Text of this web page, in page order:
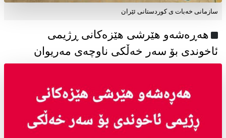
سازمانی خەبات ی كوردستانی ئێران
هەڕەشەو هێرشی هێزەکانی ڕژیمی
ئاخوندی بۆ سەر خەڵکی ناوچەی مەریوان